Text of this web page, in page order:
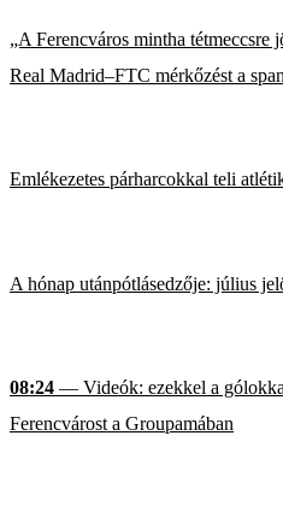
„A Ferencváros mintha tétmeccsre
Real Madrid–FTC mérkőzést a
Emlékezetes párharcokkal teli
A hónap utánpótlásedzője: július
08:24 — Videók: ezekkel a
Ferencvárost a Groupamában